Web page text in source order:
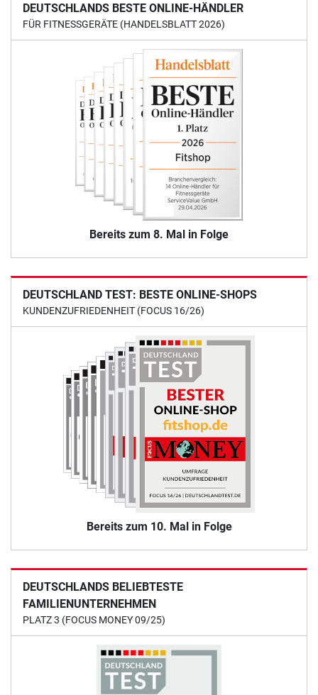
DEUTSCHLANDS BESTE ONLINE-HÄNDLER
FÜR FITNESSGERÄTE (HANDELSBLATT 2026)
Bereits zum 8. Mal in Folge
DEUTSCHLAND TEST: BESTE ONLINE-SHOPS
KUNDENZUFRIEDENHEIT (FOCUS 16/26)
Bereits zum 10. Mal in Folge
DEUTSCHLANDS BELIEBTESTE
FAMILIENUNTERNEHMEN
PLATZ 3 (FOCUS MONEY 09/25)